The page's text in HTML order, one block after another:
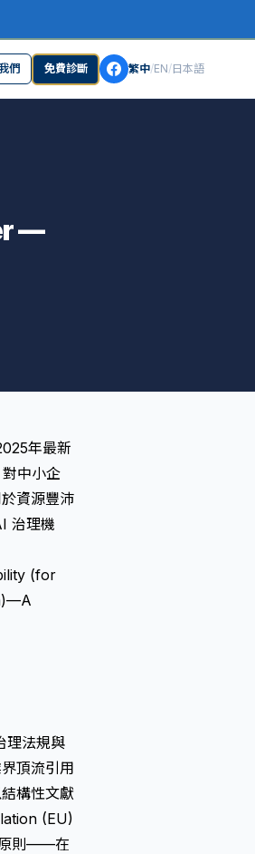
們 免費診斷 繁中/EN/日本語
—
年最新
中小企
資源豐沛
治理機
(for
理法規與
頂流引用
構性文獻
(EU)
原則——在